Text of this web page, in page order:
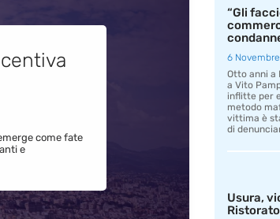
come fate
e
“Gli
6
Otto anni a
a Vito
inflitte per
metodo
vittima è
di
Usura,